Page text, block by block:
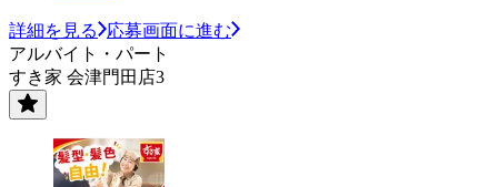
詳細を見る
応募画面に進む
アルバイト・パート
すき家 会津門田店3